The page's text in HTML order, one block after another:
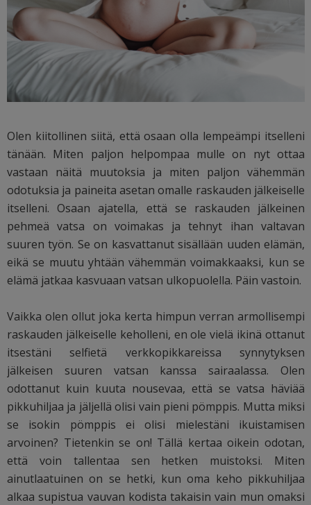
Olen kiitollinen siitä, että osaan olla lempeämpi itselleni
tänään. Miten paljon helpompaa mulle on nyt ottaa
vastaan näitä muutoksia ja miten paljon vähemmän
odotuksia ja paineita asetan omalle raskauden jälkeiselle
itselleni. Osaan ajatella, että se raskauden jälkeinen
pehmeä vatsa on voimakas ja tehnyt ihan valtavan
suuren työn. Se on kasvattanut sisällään uuden elämän,
eikä se muutu yhtään vähemmän voimakkaaksi, kun se
elämä jatkaa kasvuaan vatsan ulkopuolella. Päin vastoin.
Vaikka olen ollut joka kerta himpun verran armollisempi
raskauden jälkeiselle keholleni, en ole vielä ikinä ottanut
itsestäni selfietä verkkopikkareissa synnytyksen
jälkeisen suuren vatsan kanssa sairaalassa. Olen
odottanut kuin kuuta nousevaa, että se vatsa häviää
pikkuhiljaa ja jäljellä olisi vain pieni pömppis. Mutta miksi
se isokin pömppis ei olisi mielestäni ikuistamisen
arvoinen? Tietenkin se on! Tällä kertaa oikein odotan,
että voin tallentaa sen hetken muistoksi. Miten
ainutlaatuinen on se hetki, kun oma keho pikkuhiljaa
alkaa supistua vauvan kodista takaisin vain mun omaksi